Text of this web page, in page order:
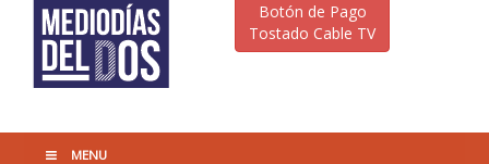
Botón de Pago
Tostado Cable TV
MENU